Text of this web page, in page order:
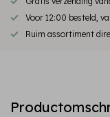
Voor 12:00 besteld,
Ruim assortiment